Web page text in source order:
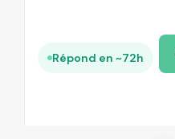
Répond en ~72h